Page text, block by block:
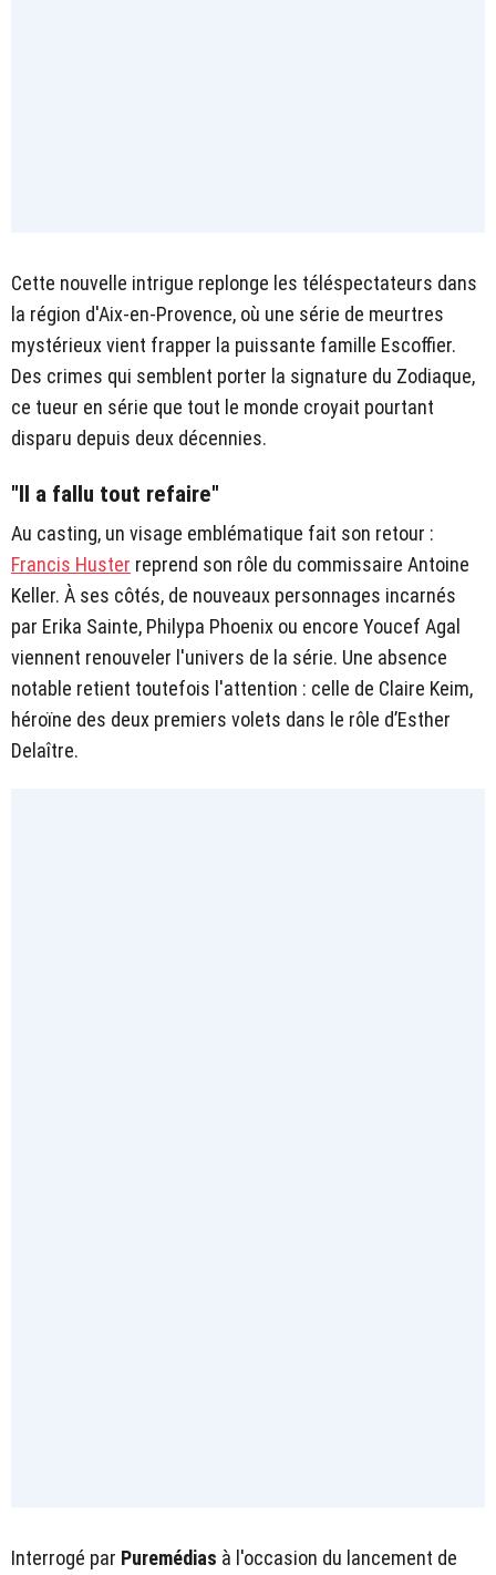
Cette nouvelle intrigue replonge les téléspectateurs dans
la région d'Aix-en-Provence, où une série de meurtres
mystérieux vient frapper la puissante famille Escoffier.
Des crimes qui semblent porter la signature du Zodiaque,
ce tueur en série que tout le monde croyait pourtant
disparu depuis deux décennies.
"Il a fallu tout refaire"
Au casting, un visage emblématique fait son retour :
Francis Huster reprend son rôle du commissaire Antoine
Keller. À ses côtés, de nouveaux personnages incarnés
par Erika Sainte, Philypa Phoenix ou encore Youcef Agal
viennent renouveler l'univers de la série. Une absence
notable retient toutefois l'attention : celle de Claire Keim,
héroïne des deux premiers volets dans le rôle d’Esther
Delaître.
Interrogé par Puremédias à l'occasion du lancement de